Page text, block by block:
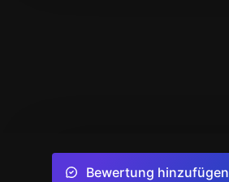
Bewertung hinzufügen